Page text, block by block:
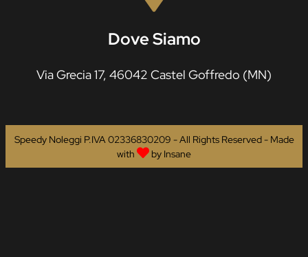
Dove Siamo
Via Grecia 17, 46042 Castel Goffredo (MN)
Speedy Noleggi P.IVA 02336830209 - All Rights Reserved - Made
with
by Insane